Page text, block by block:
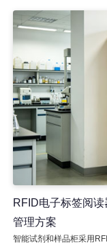
RFID电子标签阅
管理方案
智能试剂和样品柜采用